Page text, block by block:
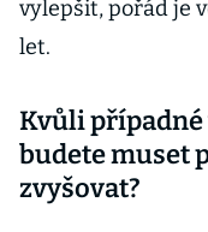
vylepšit, pořád je
let.
Kvůli
budete muset
zvyšovat?